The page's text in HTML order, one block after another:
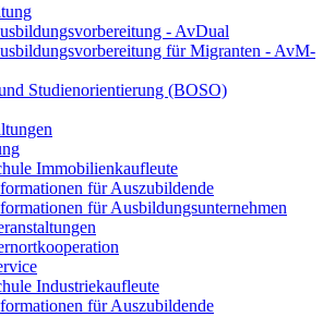
- AvDual
für Migranten - AvM-
Studienorientierung (BOSO)
Immobilienkaufleute
für Auszubildende
für Ausbildungsunternehmen
Industriekaufleute
für Auszubildende